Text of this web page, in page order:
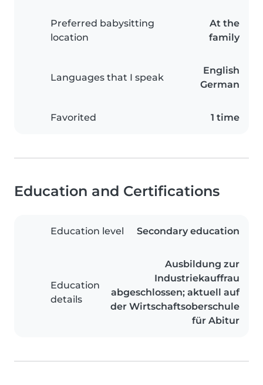
Preferred babysitting
location
At the
family
Languages that I speak
English
German
Favorited 1 time
Education and Certifications
Education level Secondary education
Education
details
Ausbildung zur
Industriekauffrau
abgeschlossen; aktuell auf
der Wirtschaftsoberschule
für Abitur